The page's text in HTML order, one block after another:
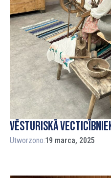
Vēsturiskā
Utworzono:19 marca, 2025